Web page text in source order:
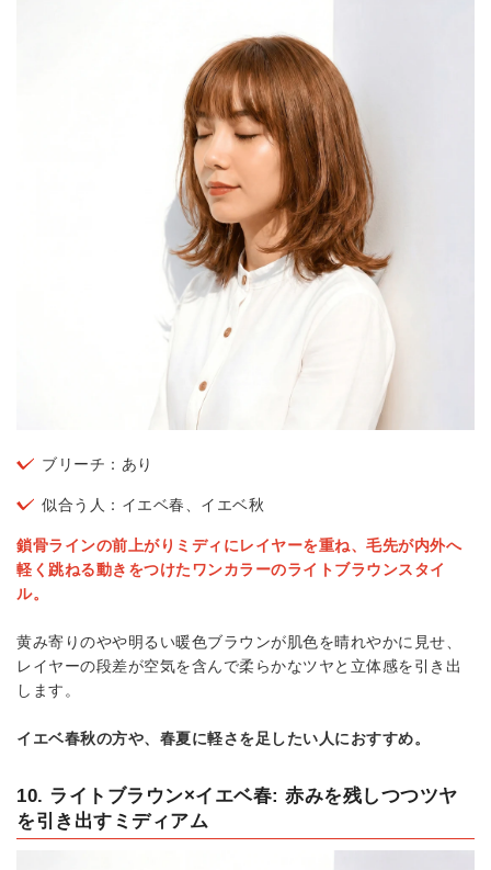
ブリーチ：あり
似合う人：イエベ春、イエベ秋
鎖骨ラインの前上がりミディにレイヤーを重ね、毛先が内外へ
軽く跳ねる動きをつけたワンカラーのライトブラウンスタイ
ル。
黄み寄りのやや明るい暖色ブラウンが肌色を晴れやかに見せ、
レイヤーの段差が空気を含んで柔らかなツヤと立体感を引き出
します。
イエベ春秋の方や、春夏に軽さを足したい人におすすめ。
10. ライトブラウン×イエベ春: 赤みを残しつつツヤ
を引き出すミディアム